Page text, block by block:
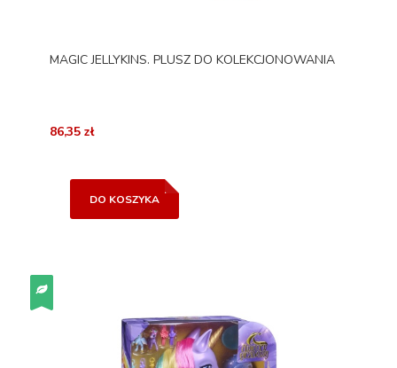
MAGIC JELLYKINS. PLUSZ DO KOLEKCJONOWANIA
86,35 zł
DO KOSZYKA